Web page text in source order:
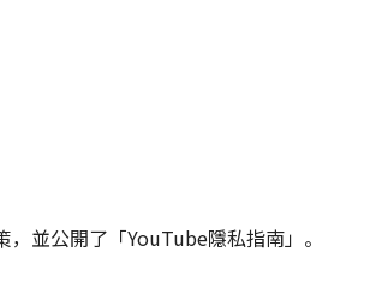
並公開了「YouTube隱私指南」。